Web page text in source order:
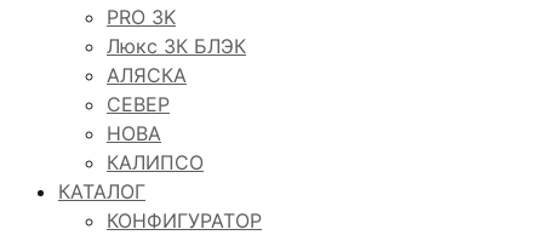
PRO 3K
Люкс 3К БЛЭК
АЛЯСКА
СЕВЕР
НОВА
КАЛИПСО
КАТАЛОГ
КОНФИГУРАТОР